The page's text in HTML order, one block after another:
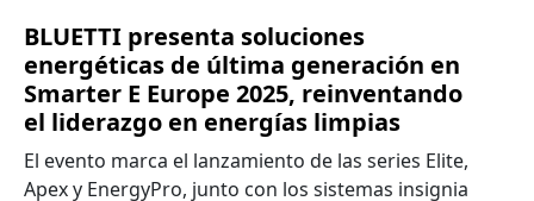
BLUETTI presenta soluciones
energéticas de última generación en
Smarter E Europe 2025, reinventando
el liderazgo en energías limpias
El evento marca el lanzamiento de las series Elite,
Apex y EnergyPro, junto con los sistemas insignia